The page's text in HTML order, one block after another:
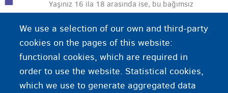
Yaşınız 16 ila 18 arasında ise, bu bağımsız
gözetmen size evde idare, iş, okul ve para
konularında ve ayrıca duygusal konularda destek
olacaktır.
We use a selection of our own and third-party
cookies on the pages of this website:
functional cookies, which are required in
order to use the website. Statistical cookies,
which we use to generate aggregated data